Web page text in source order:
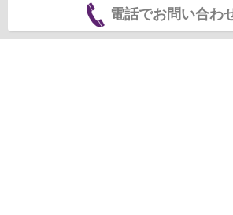
電話でお問い合わ